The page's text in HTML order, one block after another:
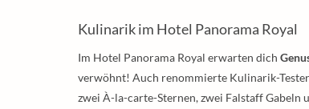
Kulinarik im Hotel Panorama Royal
Im Hotel Panorama Royal erwarten dich
verwöhnt! Auch renommierte Kulinarik-
zwei À-la-carte-Sternen, zwei Falstaff